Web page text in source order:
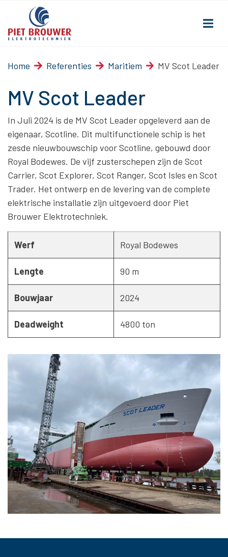
Home Referenties Maritiem MV Scot Leader
MV Scot Leader
In Juli 2024 is de MV Scot Leader opgeleverd aan de
eigenaar, Scotline. Dit multifunctionele schip is het
zesde nieuwbouwschip voor Scotline, gebouwd door
Royal Bodewes. De vijf zusterschepen zijn de Scot
Carrier, Scot Explorer, Scot Ranger, Scot Isles en Scot
Trader. Het ontwerp en de levering van de complete
elektrische installatie zijn uitgevoerd door Piet
Brouwer Elektrotechniek.
Werf Royal Bodewes
Lengte 90 m
Bouwjaar 2024
Deadweight 4800 ton